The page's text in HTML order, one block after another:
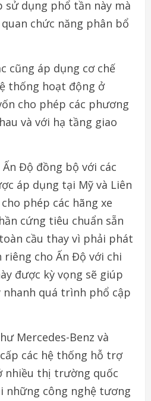
sử dụng phổ tần này mà
chức năng phân bổ
cũng áp dụng cơ chế
thống hoạt động ở
cho phép các phương
và với hạ tầng giao
Độ đồng bộ với các
áp dụng tại Mỹ và Liên
phép các hãng xe
cứng tiêu chuẩn sẵn
cầu thay vì phải phát
cho Ấn Độ với chi
được kỳ vọng sẽ giúp
nhanh quá trình phổ cập
Mercedes-Benz và
các hệ thống hỗ trợ
nhiều thị trường quốc
những công nghệ tương